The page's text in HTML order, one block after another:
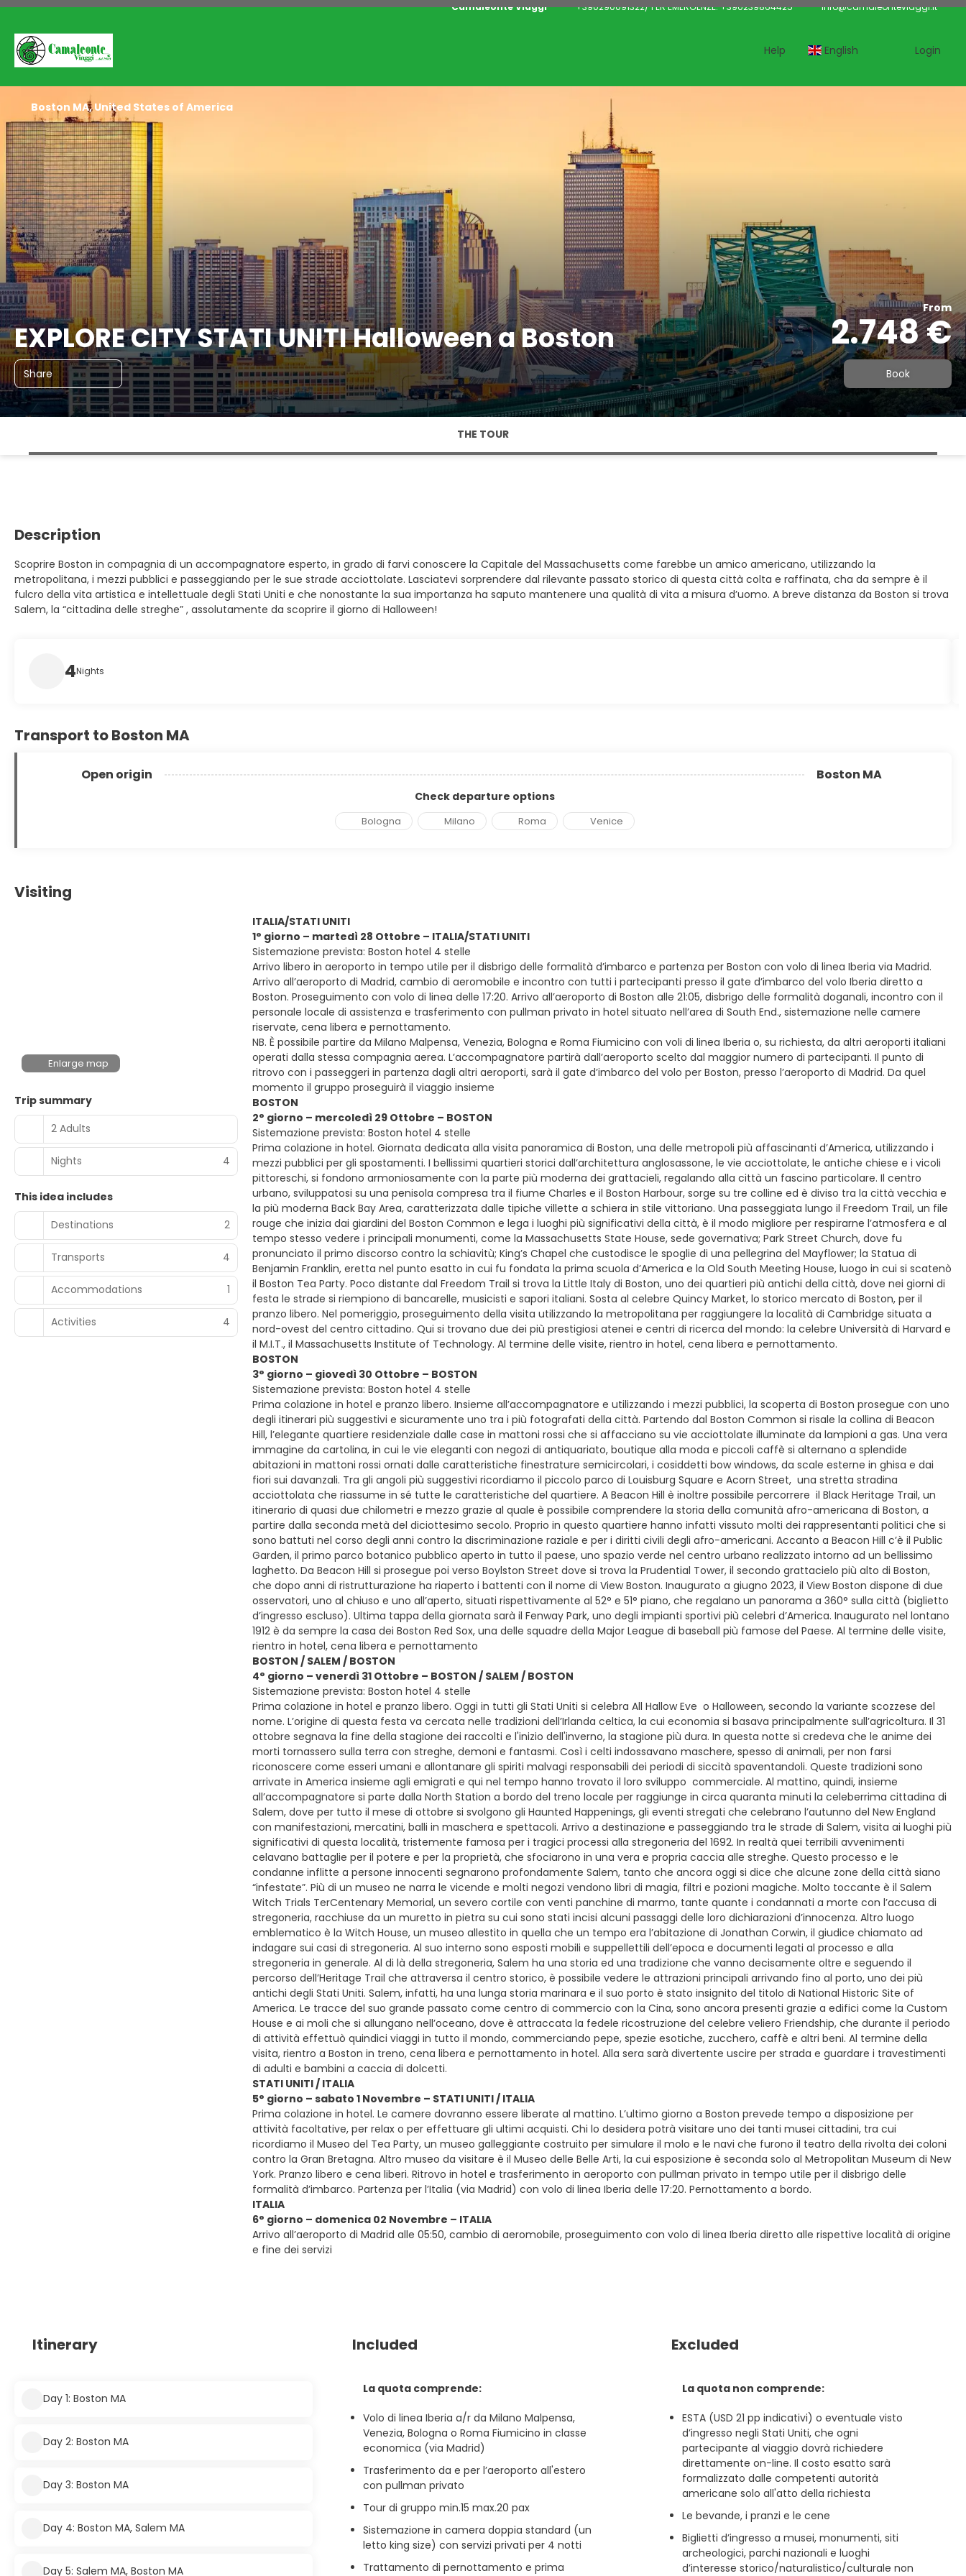
Camaleonte Viaggi +390290091322/ PER EMERGENZE: +390239864425 info@camaleonteviaggi.it
Help English Login
EXPLORE CITY STATI UNITI Halloween a Boston
From
2.748 €
Share Book
Boston MA, United States of America
THE TOUR
Description
Scoprire Boston in compagnia di un accompagnatore esperto, in grado di farvi conoscere la Capitale del Massachusetts come farebbe un amico americano, utilizzando la
metropolitana, i mezzi pubblici e passeggiando per le sue strade acciottolate. Lasciatevi sorprendere dal rilevante passato storico di questa città colta e raffinata, cha da sempre è il
fulcro della vita artistica e intellettuale degli Stati Uniti e che nonostante la sua importanza ha saputo mantenere una qualità di vita a misura d’uomo. A breve distanza da Boston si trova
Salem, la “cittadina delle streghe” , assolutamente da scoprire il giorno di Halloween!
4Nights
Transport to Boston MA
Open origin Boston MA
Check departure options
Bologna Milano Roma Venice
Visiting
Enlarge map
Trip summary
2 Adults
Nights 4
This idea includes
Destinations
2
Transports 4
Accommodations 1
Activities 4
ITALIA/STATI UNITI
1° giorno – martedì 28 Ottobre – ITALIA/STATI UNITI
Sistemazione prevista: Boston hotel 4 stelle
Arrivo libero in aeroporto in tempo utile per il disbrigo delle formalità d’imbarco e partenza per Boston con volo di linea Iberia via Madrid.
Arrivo all’aeroporto di Madrid, cambio di aeromobile e incontro con tutti i partecipanti presso il gate d’imbarco del volo Iberia diretto a
Boston. Proseguimento con volo di linea delle 17:20. Arrivo all’aeroporto di Boston alle 21:05, disbrigo delle formalità doganali, incontro con il
personale locale di assistenza e trasferimento con pullman privato in hotel situato nell’area di South End., sistemazione nelle camere
riservate, cena libera e pernottamento.
NB. È possibile partire da Milano Malpensa, Venezia, Bologna e Roma Fiumicino con voli di linea Iberia o, su richiesta, da altri aeroporti italiani
operati dalla stessa compagnia aerea. L’accompagnatore partirà dall’aeroporto scelto dal maggior numero di partecipanti. Il punto di
ritrovo con i passeggeri in partenza dagli altri aeroporti, sarà il gate d’imbarco del volo per Boston, presso l’aeroporto di Madrid. Da quel
momento il gruppo proseguirà il viaggio insieme
BOSTON
2° giorno – mercoledì 29 Ottobre – BOSTON
Sistemazione prevista: Boston hotel 4 stelle
Prima colazione in hotel. Giornata dedicata alla visita panoramica di Boston, una delle metropoli più affascinanti d’America, utilizzando i
mezzi pubblici per gli spostamenti. I bellissimi quartieri storici dall’architettura anglosassone, le vie acciottolate, le antiche chiese e i vicoli
pittoreschi, si fondono armoniosamente con la parte più moderna dei grattacieli, regalando alla città un fascino particolare. Il centro
urbano, sviluppatosi su una penisola compresa tra il fiume Charles e il Boston Harbour, sorge su tre colline ed è diviso tra la città vecchia e
la più moderna Back Bay Area, caratterizzata dalle tipiche villette a schiera in stile vittoriano. Una passeggiata lungo il Freedom Trail, un file
rouge che inizia dai giardini del Boston Common e lega i luoghi più significativi della città, è il modo migliore per respirarne l’atmosfera e al
tempo stesso vedere i principali monumenti, come la Massachusetts State House, sede governativa; Park Street Church, dove fu
pronunciato il primo discorso contro la schiavitù; King’s Chapel che custodisce le spoglie di una pellegrina del Mayflower; la Statua di
Benjamin Franklin, eretta nel punto esatto in cui fu fondata la prima scuola d’America e la Old South Meeting House, luogo in cui si scatenò
il Boston Tea Party. Poco distante dal Freedom Trail si trova la Little Italy di Boston, uno dei quartieri più antichi della città, dove nei giorni di
festa le strade si riempiono di bancarelle, musicisti e sapori italiani. Sosta al celebre Quincy Market, lo storico mercato di Boston, per il
pranzo libero. Nel pomeriggio, proseguimento della visita utilizzando la metropolitana per raggiungere la località di Cambridge situata a
nord-ovest del centro cittadino. Qui si trovano due dei più prestigiosi atenei e centri di ricerca del mondo: la celebre Università di Harvard e
il M.I.T., il Massachusetts Institute of Technology. Al termine delle visite, rientro in hotel, cena libera e pernottamento.
BOSTON
3° giorno – giovedì 30 Ottobre – BOSTON
Sistemazione prevista: Boston hotel 4 stelle
Prima colazione in hotel e pranzo libero. Insieme all’accompagnatore e utilizzando i mezzi pubblici, la scoperta di Boston prosegue con uno
degli itinerari più suggestivi e sicuramente uno tra i più fotografati della città. Partendo dal Boston Common si risale la collina di Beacon
Hill, l’elegante quartiere residenziale dalle case in mattoni rossi che si affacciano su vie acciottolate illuminate da lampioni a gas. Una vera
immagine da cartolina, in cui le vie eleganti con negozi di antiquariato, boutique alla moda e piccoli caffè si alternano a splendide
abitazioni in mattoni rossi ornati dalle caratteristiche finestrature semicircolari, i cosiddetti bow windows, da scale esterne in ghisa e dai
fiori sui davanzali. Tra gli angoli più suggestivi ricordiamo il piccolo parco di Louisburg Square e Acorn Street, una stretta stradina
acciottolata che riassume in sé tutte le caratteristiche del quartiere. A Beacon Hill è inoltre possibile percorrere il Black Heritage Trail, un
itinerario di quasi due chilometri e mezzo grazie al quale è possibile comprendere la storia della comunità afro-americana di Boston, a
partire dalla seconda metà del diciottesimo secolo. Proprio in questo quartiere hanno infatti vissuto molti dei rappresentanti politici che si
sono battuti nel corso degli anni contro la discriminazione raziale e per i diritti civili degli afro-americani. Accanto a Beacon Hill c’è il Public
Garden, il primo parco botanico pubblico aperto in tutto il paese, uno spazio verde nel centro urbano realizzato intorno ad un bellissimo
laghetto. Da Beacon Hill si prosegue poi verso Boylston Street dove si trova la Prudential Tower, il secondo grattacielo più alto di Boston,
che dopo anni di ristrutturazione ha riaperto i battenti con il nome di View Boston. Inaugurato a giugno 2023, il View Boston dispone di due
osservatori, uno al chiuso e uno all’aperto, situati rispettivamente al 52° e 51° piano, che regalano un panorama a 360° sulla città (biglietto
d’ingresso escluso). Ultima tappa della giornata sarà il Fenway Park, uno degli impianti sportivi più celebri d’America. Inaugurato nel lontano
1912 è da sempre la casa dei Boston Red Sox, una delle squadre della Major League di baseball più famose del Paese. Al termine delle visite,
rientro in hotel, cena libera e pernottamento
BOSTON / SALEM / BOSTON
4° giorno – venerdì 31 Ottobre – BOSTON / SALEM / BOSTON
Sistemazione prevista: Boston hotel 4 stelle
Prima colazione in hotel e pranzo libero. Oggi in tutti gli Stati Uniti si celebra All Hallow Eve o Halloween, secondo la variante scozzese del
nome. L’origine di questa festa va cercata nelle tradizioni dell’Irlanda celtica, la cui economia si basava principalmente sull’agricoltura. Il 31
ottobre segnava la fine della stagione dei raccolti e l'inizio dell'inverno, la stagione più dura. In questa notte si credeva che le anime dei
morti tornassero sulla terra con streghe, demoni e fantasmi. Così i celti indossavano maschere, spesso di animali, per non farsi
riconoscere come esseri umani e allontanare gli spiriti malvagi responsabili dei periodi di siccità spaventandoli. Queste tradizioni sono
arrivate in America insieme agli emigrati e qui nel tempo hanno trovato il loro sviluppo commerciale. Al mattino, quindi, insieme
all’accompagnatore si parte dalla North Station a bordo del treno locale per raggiunge in circa quaranta minuti la celeberrima cittadina di
Salem, dove per tutto il mese di ottobre si svolgono gli Haunted Happenings, gli eventi stregati che celebrano l’autunno del New England
con manifestazioni, mercatini, balli in maschera e spettacoli. Arrivo a destinazione e passeggiando tra le strade di Salem, visita ai luoghi più
significativi di questa località, tristemente famosa per i tragici processi alla stregoneria del 1692. In realtà quei terribili avvenimenti
celavano battaglie per il potere e per la proprietà, che sfociarono in una vera e propria caccia alle streghe. Questo processo e le
condanne inflitte a persone innocenti segnarono profondamente Salem, tanto che ancora oggi si dice che alcune zone della città siano
“infestate”. Più di un museo ne narra le vicende e molti negozi vendono libri di magia, filtri e pozioni magiche. Molto toccante è il Salem
Witch Trials TerCentenary Memorial, un severo cortile con venti panchine di marmo, tante quante i condannati a morte con l’accusa di
stregoneria, racchiuse da un muretto in pietra su cui sono stati incisi alcuni passaggi delle loro dichiarazioni d’innocenza. Altro luogo
emblematico è la Witch House, un museo allestito in quella che un tempo era l’abitazione di Jonathan Corwin, il giudice chiamato ad
indagare sui casi di stregoneria. Al suo interno sono esposti mobili e suppellettili dell’epoca e documenti legati al processo e alla
stregoneria in generale. Al di là della stregoneria, Salem ha una storia ed una tradizione che vanno decisamente oltre e seguendo il
percorso dell’Heritage Trail che attraversa il centro storico, è possibile vedere le attrazioni principali arrivando fino al porto, uno dei più
antichi degli Stati Uniti. Salem, infatti, ha una lunga storia marinara e il suo porto è stato insignito del titolo di National Historic Site of
America. Le tracce del suo grande passato come centro di commercio con la Cina, sono ancora presenti grazie a edifici come la Custom
House e ai moli che si allungano nell’oceano, dove è attraccata la fedele ricostruzione del celebre veliero Friendship, che durante il periodo
di attività effettuò quindici viaggi in tutto il mondo, commerciando pepe, spezie esotiche, zucchero, caffè e altri beni. Al termine della
visita, rientro a Boston in treno, cena libera e pernottamento in hotel. Alla sera sarà divertente uscire per strada e guardare i travestimenti
di adulti e bambini a caccia di dolcetti.
STATI UNITI / ITALIA
5° giorno – sabato 1 Novembre – STATI UNITI / ITALIA
Prima colazione in hotel. Le camere dovranno essere liberate al mattino. L’ultimo giorno a Boston prevede tempo a disposizione per
attività facoltative, per relax o per effettuare gli ultimi acquisti. Chi lo desidera potrà visitare uno dei tanti musei cittadini, tra cui
ricordiamo il Museo del Tea Party, un museo galleggiante costruito per simulare il molo e le navi che furono il teatro della rivolta dei coloni
contro la Gran Bretagna. Altro museo da visitare è il Museo delle Belle Arti, la cui esposizione è seconda solo al Metropolitan Museum di New
York. Pranzo libero e cena liberi. Ritrovo in hotel e trasferimento in aeroporto con pullman privato in tempo utile per il disbrigo delle
formalità d’imbarco. Partenza per l’Italia (via Madrid) con volo di linea Iberia delle 17:20. Pernottamento a bordo.
ITALIA
6° giorno – domenica 02 Novembre – ITALIA
Arrivo all’aeroporto di Madrid alle 05:50, cambio di aeromobile, proseguimento con volo di linea Iberia diretto alle rispettive località di origine
e fine dei servizi
Itinerary
Day 1: Boston MA
Day 2: Boston MA
Day 3: Boston MA
Day 4: Boston MA, Salem MA
Day 5: Salem MA, Boston MA
Included
La quota comprende:
Volo di linea Iberia a/r da Milano Malpensa,
Venezia, Bologna o Roma Fiumicino in classe
economica (via Madrid)
Trasferimento da e per l’aeroporto all'estero
con pullman privato
Tour di gruppo min.15 max.20 pax
Sistemazione in camera doppia standard (un
letto king size) con servizi privati per 4 notti
Trattamento di pernottamento e prima
Excluded
La quota non comprende:
ESTA (USD 21 pp indicativi) o eventuale visto
d’ingresso negli Stati Uniti, che ogni
partecipante al viaggio dovrà richiedere
direttamente on-line. Il costo esatto sarà
formalizzato dalle competenti autorità
americane solo all'atto della richiesta
Le bevande, i pranzi e le cene
Biglietti d’ingresso a musei, monumenti, siti
archeologici, parchi nazionali e luoghi
d’interesse storico/naturalistico/culturale non